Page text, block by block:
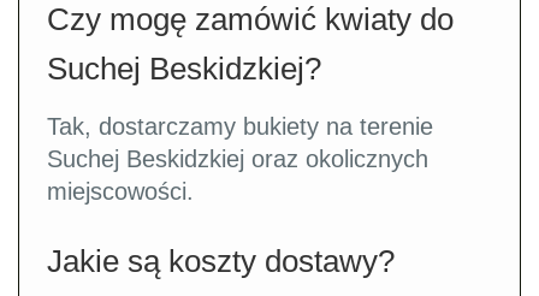
Czy mogę zamówić kwiaty do
Suchej Beskidzkiej?
Tak, dostarczamy bukiety na terenie
Suchej Beskidzkiej oraz okolicznych
miejscowości.
Jakie są koszty dostawy?